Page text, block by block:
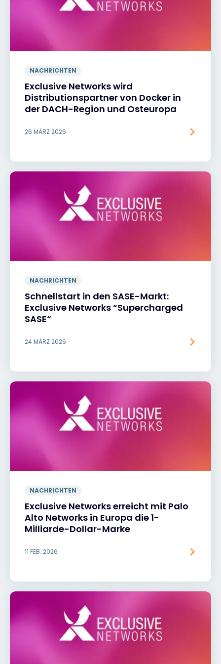
NACHRICHTEN
Exclusive Networks wird
Distributionspartner von Docker in
der DACH-Region und Osteuropa
26 MÄRZ 2026
NACHRICHTEN
Schnellstart in den SASE-Markt:
Exclusive Networks “Supercharged
SASE“
24 MÄRZ 2026
NACHRICHTEN
Exclusive Networks erreicht mit Palo
Alto Networks in Europa die 1-
Milliarde-Dollar-Marke
11 FEB. 2026